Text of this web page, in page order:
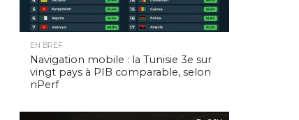
EN BREF
Navigation mobile : la Tunisie 3e sur
vingt pays à PIB comparable, selon
nPerf